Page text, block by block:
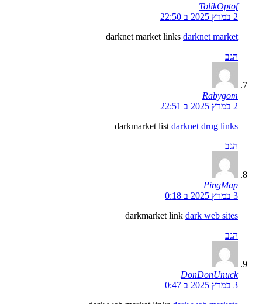
TolikOptof
2 במרץ 2025 ב 22:50
darknet market links darknet market
הגב
Rabygom
2 במרץ 2025 ב 22:51
darkmarket list darknet drug links
הגב
PingMap
3 במרץ 2025 ב 0:18
darkmarket link dark web sites
הגב
DonDonUnuck
3 במרץ 2025 ב 0:47